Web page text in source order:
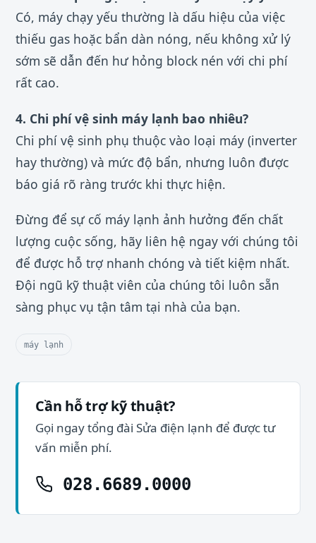
Có, máy chạy yếu thường là dấu hiệu của việc
thiếu gas hoặc bẩn dàn nóng, nếu không xử lý
sớm sẽ dẫn đến hư hỏng block nén với chi phí
rất cao.
4. Chi phí vệ sinh máy lạnh bao nhiêu?
Chi phí vệ sinh phụ thuộc vào loại máy (inverter
hay thường) và mức độ bẩn, nhưng luôn được
báo giá rõ ràng trước khi thực hiện.
Đừng để sự cố máy lạnh ảnh hưởng đến chất
lượng cuộc sống, hãy liên hệ ngay với chúng tôi
để được hỗ trợ nhanh chóng và tiết kiệm nhất.
Đội ngũ kỹ thuật viên của chúng tôi luôn sẵn
sàng phục vụ tận tâm tại nhà của bạn.
máy lạnh
Cần hỗ trợ kỹ thuật?
Gọi ngay tổng đài Sửa điện lạnh để được tư
vấn miễn phí.
028.6689.0000